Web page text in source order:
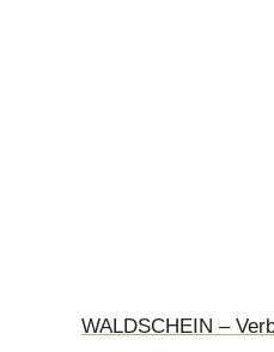
WALDSCHEIN –